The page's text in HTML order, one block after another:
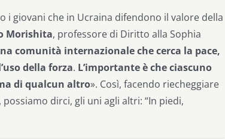
i giovani che in Ucraina difendono il valore della
Morishita, professore di Diritto alla Sophia
comunità internazionale che cerca la pace,
della forza. L’importante è che ciascuno
di qualcun altro». Così, facendo riecheggiare
possiamo dirci, gli uni agli altri: “In piedi,